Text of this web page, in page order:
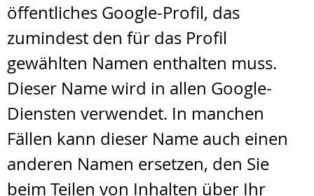
öffentliches Google-Profil, das
zumindest den für das Profil
gewählten Namen enthalten muss.
Dieser Name wird in allen Google-
Diensten verwendet. In manchen
Fällen kann dieser Name auch einen
anderen Namen ersetzen, den Sie
beim Teilen von Inhalten über Ihr